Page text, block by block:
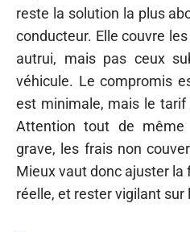
reste la solution la plus
conducteur. Elle couvre
autrui, mais pas ceux
véhicule. Le compromis
est minimale, mais le tarif
Attention tout de même
grave, les frais non
Mieux vaut donc ajuster la
réelle, et rester vigilant sur